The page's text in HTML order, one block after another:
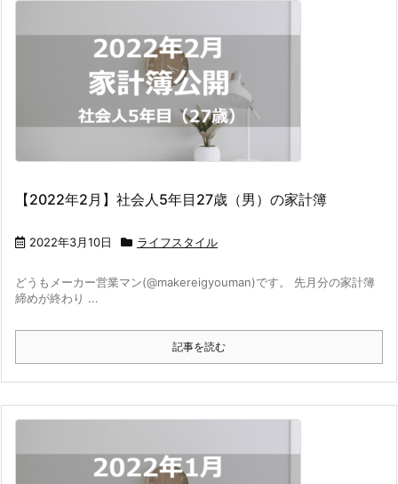
【2022年2月】社会人5年目27歳（男）の家計簿
2022年3月10日 ライフスタイル
どうもメーカー営業マン(@makereigyouman)です。 先月分の家計簿
締めが終わり ...
記事を読む